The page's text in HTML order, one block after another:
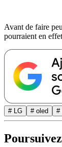
Avant de faire
pourraient en
# LG # oled #